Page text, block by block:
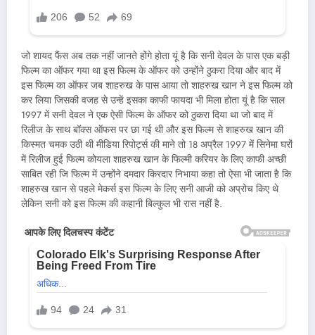
जो शायद फैंस अब तक नहीं जानते होंगे होता यूं है कि सनी देवल के पास एक बड़ी
फिल्म का ऑफर गया था इस फिल्म के ऑफर को उन्होंने ठुकरा दिया और बाद में
इस फिल्म का ऑफर जब शाहरुख के पास आया तो शाहरुख खान ने इस फिल्म को
कर लिया जिसकी वजह से उन्हें इसका काफी फायदा भी मिला होता यूं है कि साल
1997 में सनी देवल ने एक ऐसी फिल्म के ऑफर को ठुकरा दिया था जो बाद में
रिलीज के साथ बॉक्स ऑफस पर छा गई थी और इस फिल्म से शाहरुख खान की
किस्मत चमक उठी थी मीडिया रिपोर्ट्स की माने तो 18 अप्रैल 1997 में सिनेमा घरों
में रिलीज हुई फिल्म कोयला शाहरुख खान के फिल्मी करियर के लिए काफी अच्छी
साबित रही जि फिल्म में उन्होंने दमदार किरदार निभाया कहा तो ऐसा भी जाता है कि
शाहरुख खान से पहले मेकर्स इस फिल्म के लिए सनी आजी को अप्रोच किए थे
लेकिन सनी को इस फिल्म की कहानी बिल्कुल भी रास नहीं है.